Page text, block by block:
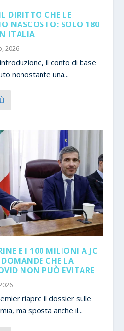
DIRITTO CHE LE
NASCOSTO: SOLO 180
ITALIA
2026
il conto di base
nonostante una...
E I 100 MILIONI A JC
CHE LA
NON PUÒ EVITARE
riapre il dossier sulle
ma sposta anche il...